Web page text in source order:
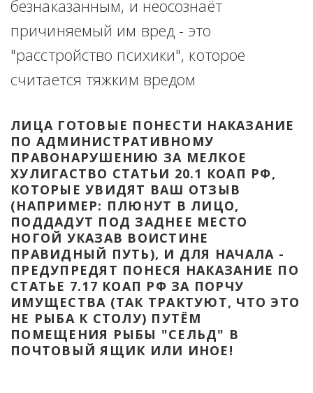
безнаказанным, и неосознаёт
причиняемый им вред - это
"расстройство психики", которое
считается тяжким вредом
ЛИЦА ГОТОВЫЕ ПОНЕСТИ НАКАЗАНИЕ
ПО АДМИНИСТРАТИВНОМУ
ПРАВОНАРУШЕНИЮ ЗА МЕЛКОЕ
ХУЛИГАСТВО СТАТЬИ 20.1 КОАП РФ,
КОТОРЫЕ УВИДЯТ ВАШ ОТЗЫВ
(НАПРИМЕР: ПЛЮНУТ В ЛИЦО,
ПОДДАДУТ ПОД ЗАДНЕЕ МЕСТО
НОГОЙ УКАЗАВ ВОИСТИНЕ
ПРАВИДНЫЙ ПУТЬ), И ДЛЯ НАЧАЛА -
ПРЕДУПРЕДЯТ ПОНЕСЯ НАКАЗАНИЕ ПО
СТАТЬЕ 7.17 КОАП РФ ЗА ПОРЧУ
ИМУЩЕСТВА (ТАК ТРАКТУЮТ, ЧТО ЭТО
НЕ РЫБА К СТОЛУ) ПУТЁМ
ПОМЕЩЕНИЯ РЫБЫ "СЕЛЬД" В
ПОЧТОВЫЙ ЯЩИК ИЛИ ИНОЕ!